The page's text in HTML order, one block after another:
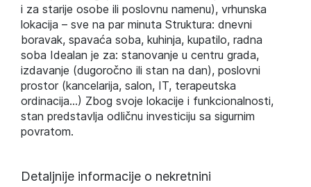
i za starije osobe ili poslovnu namenu), vrhunska
lokacija – sve na par minuta Struktura: dnevni
boravak, spavaća soba, kuhinja, kupatilo, radna
soba Idealan je za: stanovanje u centru grada,
izdavanje (dugoročno ili stan na dan), poslovni
prostor (kancelarija, salon, IT, terapeutska
ordinacija…) Zbog svoje lokacije i funkcionalnosti,
stan predstavlja odličnu investiciju sa sigurnim
povratom.
Detaljnije informacije o nekretnini